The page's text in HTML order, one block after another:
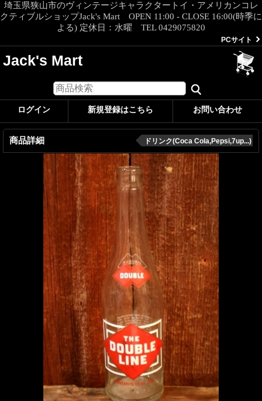
埼玉県狭山市のヴィンテージキャラクタートイ・アメリカンコレ
クティブルショップJack's Mart OPEN 11:00 - CLOSE 16:00(時季に
よる) 定休日：水曜 TEL 0429075820
PCサイト
Jack's Mart
ログイン 新規登録はこちら お問い合わせ
商品詳細 ドリンク(Coca Cola,Pepsi,7up...)